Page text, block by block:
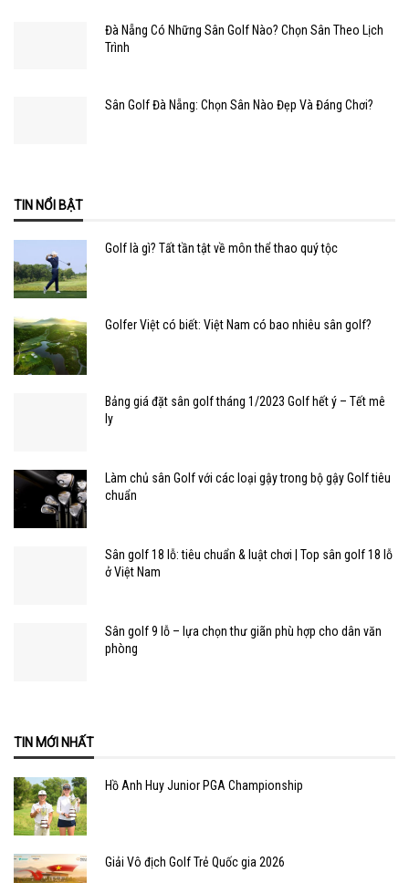
Đà Nẵng Có Những Sân Golf Nào? Chọn Sân Theo Lịch
Trình
Sân Golf Đà Nẵng: Chọn Sân Nào Đẹp Và Đáng Chơi?
TIN NỔI BẬT
Golf là gì? Tất tần tật về môn thể thao quý tộc
Golfer Việt có biết: Việt Nam có bao nhiêu sân golf?
Bảng giá đặt sân golf tháng 1/2023 Golf hết ý – Tết mê
ly
Làm chủ sân Golf với các loại gậy trong bộ gậy Golf tiêu
chuẩn
Sân golf 18 lỗ: tiêu chuẩn & luật chơi | Top sân golf 18 lỗ
ở Việt Nam
Sân golf 9 lỗ – lựa chọn thư giãn phù hợp cho dân văn
phòng
TIN MỚI NHẤT
Hồ Anh Huy Junior PGA Championship
Giải Vô địch Golf Trẻ Quốc gia 2026